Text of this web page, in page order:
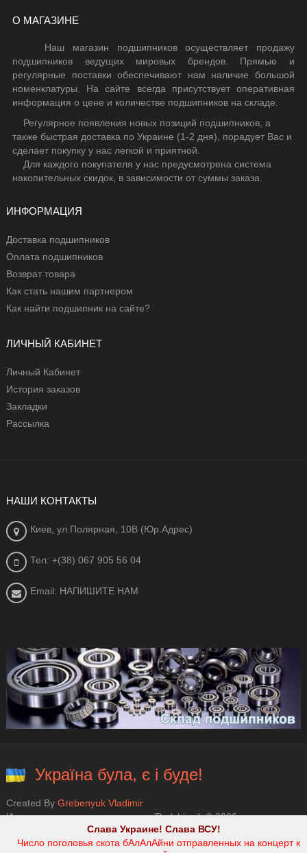
О МАГАЗИНЕ
Наш магазин подшипников осуществляет продажу
подшипников ведущих мировых брендов. Прямые и
регулярные поставки обеспечивают нам наличие большой
номенклатуры. На сайте всегда присутствует оперативная
информация о цене и количестве подшипников на складе.
Регулярное появления новых позиций подшипников, а
также быстрая доставка по Украине (1-2 дня), порадует Вас и
сделает покупку у нас легкой и приятной.
Для каждого покупателя у нас предусмотрена система
накопительных скидок, в зависимости от суммы заказа.
ИНФОРМАЦИЯ
Доставка подшипников
Оплата подшипников
Возврат товара
Как стать нашим партнером
Как найти подшипник на сайте?
ЛИЧНЫЙ КАБИНЕТ
Личный Кабинет
История заказов
Закладки
Рассылка
НАШИ КОНТАКТЫ
Киев, ул.Полярная, 10В (Юр.Адрес)
Тел: +(38) 067 905 56 04
Email: НАПИШИТЕ НАМ
Україна була, є і буде!
Created By Grebenyuk Vladimir
Интернет магазин подшипников iPodshipnik © 2026.
Слава Украине! Слава ВСУ!
Число поголовья скота бАлАлАйни отправленных на концерт к